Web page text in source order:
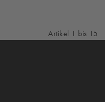
Artikel 1 bis 15